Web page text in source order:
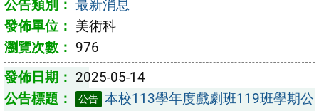
最新消息
美術科
976
2025-05-14
公告 本校113學年度戲劇班119班學期公